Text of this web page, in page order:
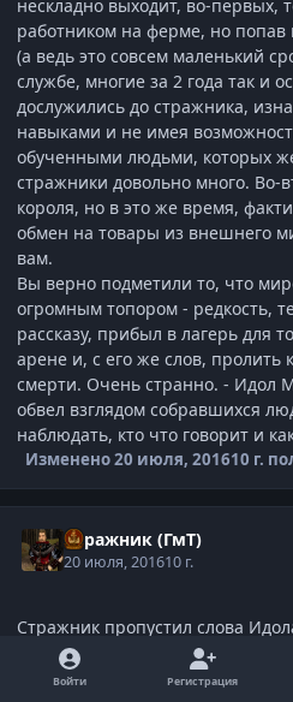
нескладно выходит, во-
работником на ферме, но попав
(а ведь это совсем маленький
службе, многие за 2 года так и
дослужились до стражника,
навыками и не имея
обученными людьми, которых
стражники довольно много. Во-
короля, но в это же время,
обмен на товары из внешнего
вам.
Вы верно подметили то, что
огромным топором - редкость,
рассказу, прибыл в лагерь для
арене и, с его же слов,
смерти. Очень странно. - Идол
обвел взглядом собравшихся
наблюдать, кто что говорит и
Изменено20 июля, 201610 г.
Стражник (ГмТ)
20 июля, 201610 г.
Стражник пропустил слова
что они не стоят и ломанного
обвинили в том, что он путает
Войти Регистрация